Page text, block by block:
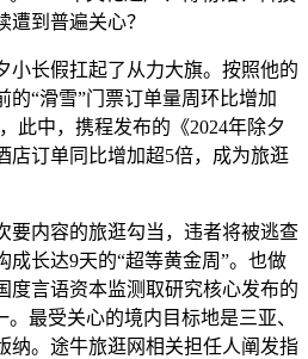
到普遍关心？
长假扛起了从力大旗。按照他的
的“滑雪”门票订单量周环比增加
此中，携程发布的《2024年除夕
店订单同比增加超5倍，成为旅逛
内容的旅逛勾当，违者将被逃查
成长达9天的“超等黄金周”。也做
度言语资本监测取研究核心发布的
。最受关心的境内目标地是三亚、
纳。途牛旅逛网相关担任人阐发指